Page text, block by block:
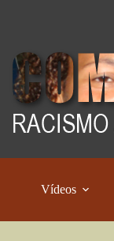
Vídeos